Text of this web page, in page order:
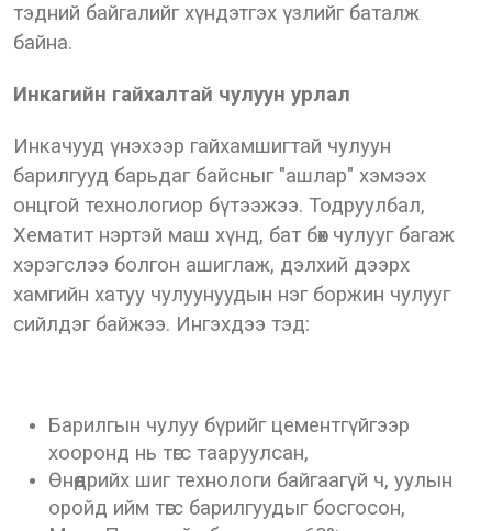
тэдний байгалийг хүндэтгэх үзлийг баталж
байна.
Инкагийн гайхалтай чулуун урлал
Инкачууд үнэхээр гайхамшигтай чулуун
барилгууд барьдаг байсныг "ашлар" хэмээх
онцгой технологиор бүтээжээ. Тодруулбал,
Хематит нэртэй маш хүнд, бат бөх чулууг багаж
хэрэгслээ болгон ашиглаж, дэлхий дээрх
хамгийн хатуу чулуунуудын нэг боржин чулууг
сийлдэг байжээ. Ингэхдээ тэд:
Барилгын чулуу бүрийг цементгүйгээр
хооронд нь төгс тааруулсан,
Өнөөдрийх шиг технологи байгаагүй ч, уулын
оройд ийм төгс барилгуудыг босгосон,